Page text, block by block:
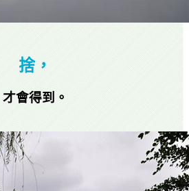
捨，
才會得到。